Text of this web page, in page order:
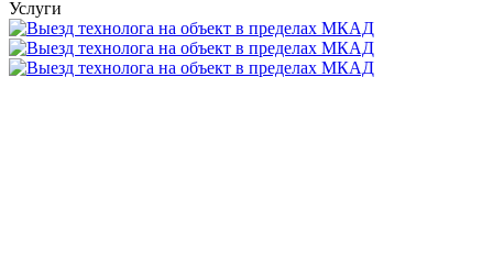
Услуги